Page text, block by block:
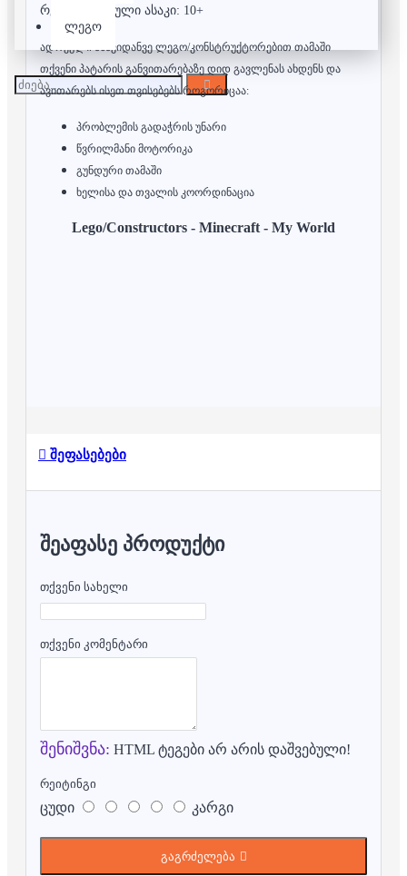
ლეგო
რეკომენდებული ასაკი: 10+
ადრეული ასაკიდანვე ლეგო/კონსტრუქტორებით თამაში
თქვენი პატარის განვითარებაზე დიდ გავლენას ახდენს და
ავითარებს ისეთ თვისებებს როგორიცაა:
პრობლემის გადაჭრის უნარი
წვრილმანი მოტორიკა
გუნდური თამაში
ხელისა და თვალის კოორდინაცია
Lego/Constructors - Minecraft - My World
შეფასებები
ᲨᲔᲐᲤᲐᲡᲔ ᲞᲠᲝᲓᲣᲥᲢᲘ
თქვენი სახელი
თქვენი კომენტარი
შენიშვნა: HTML ტეგები არ არის დაშვებული!
რეიტინგი
ცუდი კარგი
გაგრძელება